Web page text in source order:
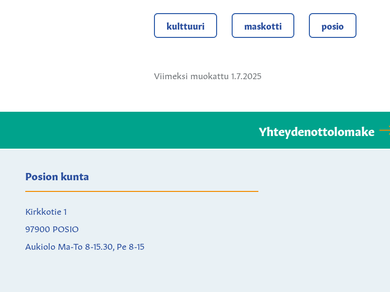
kulttuuri maskotti posio
Viimeksi muokattu 1.7.2025
Yhteydenottolomake
Posion kunta
Kirkkotie 1
97900 POSIO
Aukiolo Ma-To 8-15.30, Pe 8-15